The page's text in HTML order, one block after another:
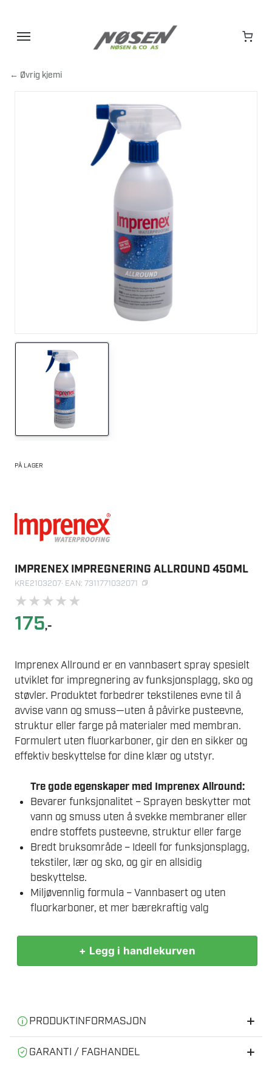
← Øvrig kjemi
PÅ LAGER
IMPRENEX IMPREGNERING ALLROUND 450ML
KRE2103207· EAN: 7311771032071
★★★★★
175,-
Imprenex Allround er en vannbasert spray spesielt
utviklet for impregnering av funksjonsplagg, sko og
støvler. Produktet forbedrer tekstilenes evne til å
avvise vann og smuss—uten å påvirke pusteevne,
struktur eller farge på materialer med membran.
Formulert uten fluorkarboner, gir den en sikker og
effektiv beskyttelse for dine klær og utstyr.
Tre gode egenskaper med Imprenex Allround:
Bevarer funksjonalitet – Sprayen beskytter mot
vann og smuss uten å svekke membraner eller
endre stoffets pusteevne, struktur eller farge
Bredt bruksområde – Ideell for funksjonsplagg,
tekstiler, lær og sko, og gir en allsidig
beskyttelse.
Miljøvennlig formula – Vannbasert og uten
fluorkarboner, et mer bærekraftig valg
antall
+ Legg i handlekurven
PRODUKTINFORMASJON
Informasjon
GARANTI / FAGHANDEL